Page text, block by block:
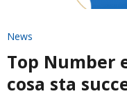
News
Top Number
cosa sta